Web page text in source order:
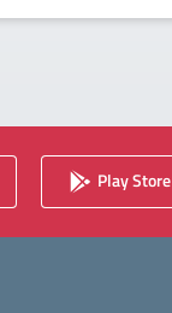
Play Store